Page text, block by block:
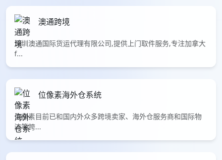
澳通跨境
深圳澳通国际货运代理有限公司,提供上门取件服务,专注加拿大
f...
位像素海外仓系统
位像素目前已和国内外众多跨境卖家、海外仓服务商和国际物
流等跨...